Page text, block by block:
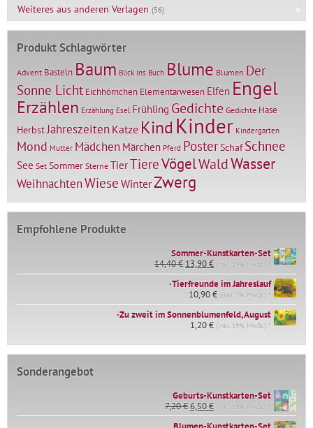
Weiteres aus anderen Verlagen (56)
Produkt Schlagwörter
Advent Basteln Baum Blick ins Buch Blume Blumen Der
Sonne Licht Eichhörnchen Elementarwesen Elfen Engel
Erzählen Erzählung Esel Frühling Gedichte Gedichte Hase
HerbstJahreszeitenKatze KindKinder Kindergarten
Mond Mutter Mädchen Märchen Pferd PosterSchaf Schnee
See Set Sommer Sterne TierTiereVögelWaldWasser
WeihnachtenWiese WinterZwerg
Empfohlene Produkte
Sommer-Kunstkarten-Set
14,40€ Ursprünglicher
Preis
war:
14,40 €
13,90€Aktueller
Preis
ist:
13,90 €.
(inkl. 19% MwSt.) *
∙Tierfreunde im Jahreslauf
10,90€ (inkl. 7% MwSt.) *
∙Zu zweit im Sonnenblumenfeld, August
1,20€ (inkl. 19% MwSt.) *
Sonderangebot
Geburts-Kunstkarten-Set
7,20€Ursprünglicher
Preis
6,50€Aktueller
Preis
(inkl. 19% MwSt.) *